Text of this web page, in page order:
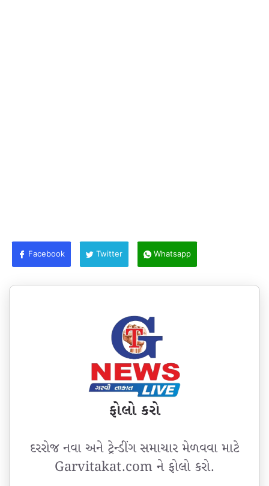
Facebook Twitter Whatsapp
ફોલો કરો
દરરોજ નવા અને ટ્રેન્ડીંગ સમાચાર મેળવવા માટે
Garvitakat.com ને ફોલો કરો.